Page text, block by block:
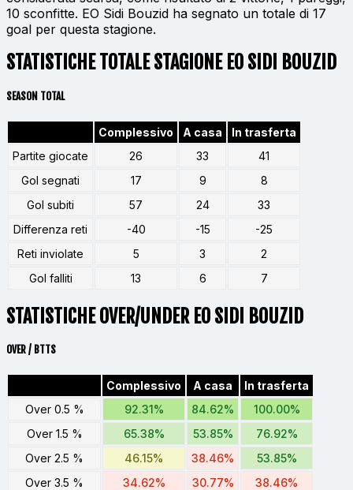
10 sconfitte. EO Sidi Bouzid ha segnato un totale di 17
goal per questa stagione.
STATISTICHE TOTALE STAGIONE EO SIDI BOUZID
SEASON TOTAL
Complessivo A casa
In trasferta
Partite giocate
26 33
41
Gol segnati
17 9
8
Gol subiti
57 24
33
Differenza reti
-40 -15
-25
Reti inviolate
5 3
2
Gol falliti
13 6 7
STATISTICHE OVER/UNDER EO SIDI BOUZID
OVER / BTTS
Complessivo A casa
In trasferta
Over 0.5 %
92.31% 84.62%
100.00%
Over 1.5 %
65.38% 53.85%
76.92%
Over 2.5 %
46.15% 38.46%
53.85%
Over 3.5 %
34.62% 30.77%
38.46%